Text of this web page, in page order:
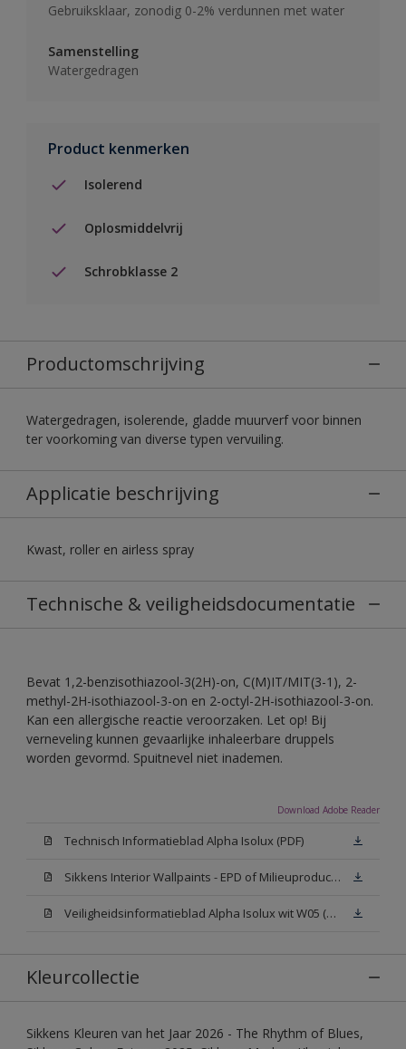
Gebruiksklaar, zonodig 0-2% verdunnen met water
Samenstelling
Watergedragen
Product kenmerken
Isolerend
Oplosmiddelvrij
Schrobklasse 2
Productomschrijving
Watergedragen, isolerende, gladde muurverf voor binnen
ter voorkoming van diverse typen vervuiling.
Applicatie beschrijving
Kwast, roller en airless spray
Technische & veiligheidsdocumentatie
Bevat 1,2-benzisothiazool-3(2H)-on, C(M)IT/MIT(3-1), 2-
methyl-2H-isothiazool-3-on en 2-octyl-2H-isothiazool-3-on.
Kan een allergische reactie veroorzaken. Let op! Bij
verneveling kunnen gevaarlijke inhaleerbare druppels
worden gevormd. Spuitnevel niet inademen.
Download Adobe Reader
Technisch Informatieblad Alpha Isolux (PDF)
Sikkens Interior Wallpaints - EPD of Milieuproductverklaring
Veiligheidsinformatieblad Alpha Isolux wit W05 (SDS)
Kleurcollectie
Sikkens Kleuren van het Jaar 2026 - The Rhythm of Blues,